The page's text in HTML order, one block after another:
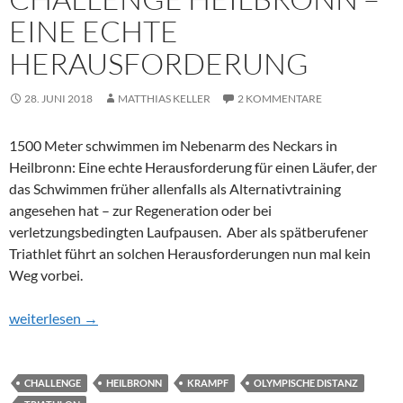
EINE ECHTE
HERAUSFORDERUNG
28. JUNI 2018 MATTHIAS KELLER 2 KOMMENTARE
1500 Meter schwimmen im Nebenarm des Neckars in
Heilbronn: Eine echte Herausforderung für einen Läufer, der
das Schwimmen früher allenfalls als Alternativtraining
angesehen hat – zur Regeneration oder bei
verletzungsbedingten Laufpausen. Aber als spätberufener
Triathlet führt an solchen Herausforderungen nun mal kein
Weg vorbei.
Challenge Heilbronn – eine echte Herausforderung
weiterlesen →
CHALLENGE HEILBRONN KRAMPF
OLYMPISCHE DISTANZ